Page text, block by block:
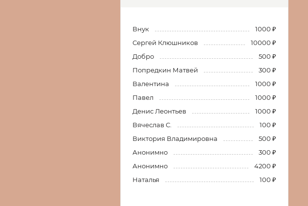
Внук
1000 ₽
Сергей Клюшников
10000 ₽
Добро
500 ₽
Попредкин Матвей
300 ₽
Валентина
1000 ₽
Павел
1000 ₽
Денис Леонтьев
1000 ₽
Вячеслав С.
100 ₽
Виктория Владимировна
500 ₽
Анонимно
300 ₽
Анонимно
4200 ₽
Наталья
100 ₽